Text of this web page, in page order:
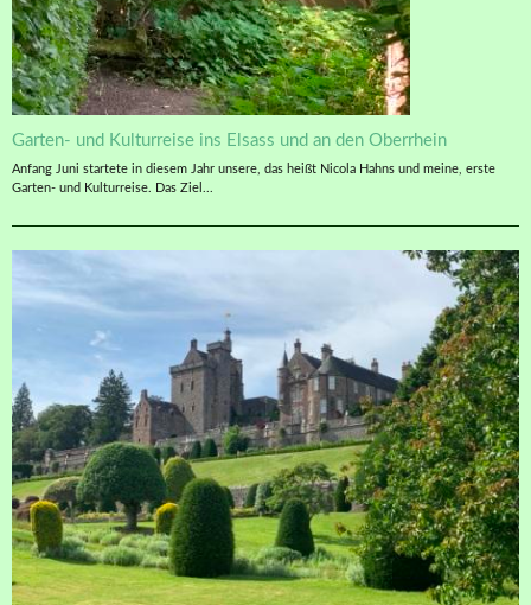
Garten- und Kulturreise ins Elsass und an den Oberrhein
Anfang Juni startete in diesem Jahr unsere, das heißt Nicola Hahns und meine, erste
Garten- und Kulturreise. Das Ziel...